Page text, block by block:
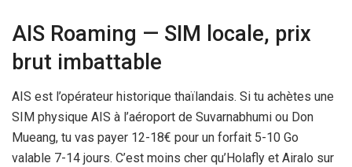
AIS Roaming — SIM locale, prix
brut imbattable
AIS est l’opérateur historique thaïlandais. Si tu achètes une
SIM physique AIS à l’aéroport de Suvarnabhumi ou Don
Mueang, tu vas payer 12-18€ pour un forfait 5-10 Go
valable 7-14 jours. C’est moins cher qu’Holafly et Airalo sur